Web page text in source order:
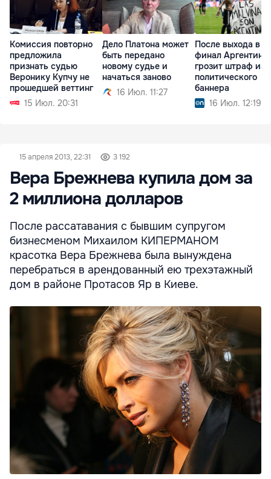
Комиссия повторно
предложила
признать судью
Веронику Купчу не
прошедшей веттинг
15 Июл. 20:31
Дело Платона может
быть передано
новому судье и
начаться заново
16 Июл. 11:27
После выхода в
финал Аргентине
грозит штраф из-
политического
баннера
16 Июл. 12:19
15 апреля 2013, 22:31 3 192
Вера Брежнева купила дом за
2 миллиона долларов
После рассатавания с бывшим супругом
бизнесменом Михаилом КИПЕРМАНОМ
красотка Вера Брежнева была вынуждена
перебраться в арендованный ею трехэтажный
дом в районе Протасов Яр в Киеве.